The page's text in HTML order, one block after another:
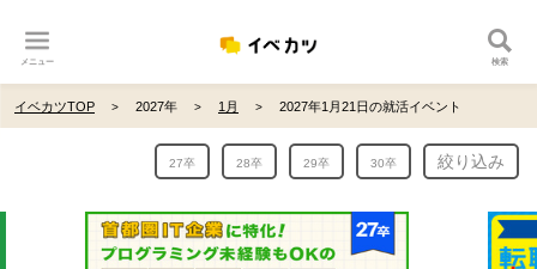
メニュー 検索
27卒 28卒 29卒 30卒 絞り込み
イベカツTOP 2027年 1月 2027年1月21日の就活イベント